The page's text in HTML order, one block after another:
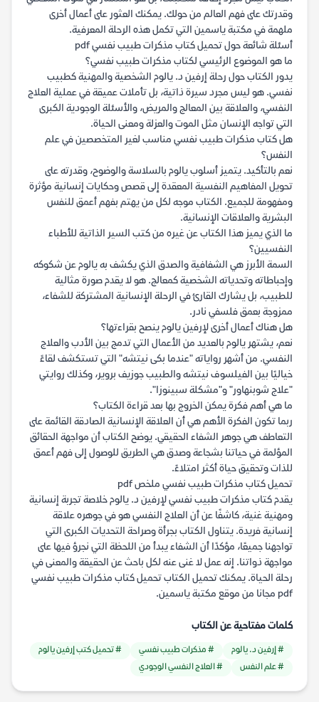
وقدرتك على فهم العالم من حولك. يمكنك العثور على أعمال أخرى
ملهمة في مكتبة ياسمين التي تكمل هذه الرحلة المعرفية.
أسئلة شائعة حول تحميل كتاب مذكرات طبيب نفسي pdf
ما هو الموضوع الرئيسي لكتاب مذكرات طبيب نفسي؟
يدور الكتاب حول رحلة إرفين د. يالوم الشخصية والمهنية كطبيب
نفسي. هو ليس مجرد سيرة ذاتية، بل تأملات عميقة في عملية العلاج
النفسي، والعلاقة بين المعالج والمريض، والأسئلة الوجودية الكبرى
التي تواجه الإنسان مثل الموت والعزلة ومعنى الحياة.
هل كتاب مذكرات طبيب نفسي مناسب لغير المتخصصين في علم
النفس؟
نعم بالتأكيد. يتميز أسلوب يالوم بالسلاسة والوضوح، وقدرته على
تحويل المفاهيم النفسية المعقدة إلى قصص وحكايات إنسانية مؤثرة
ومفهومة للجميع. الكتاب موجه لكل من يهتم بفهم أعمق للنفس
البشرية والعلاقات الإنسانية.
ما الذي يميز هذا الكتاب عن غيره من كتب السير الذاتية للأطباء
النفسيين؟
السمة الأبرز هي الشفافية والصدق الذي يكشف به يالوم عن شكوكه
وإحباطاته وتحدياته الشخصية كمعالج. هو لا يقدم صورة مثالية
للطبيب، بل يشارك القارئ في الرحلة الإنسانية المشتركة للشفاء،
ممزوجة بعمق فلسفي نادر.
هل هناك أعمال أخرى لإرفين يالوم ينصح بقراءتها؟
نعم، يشتهر يالوم بالعديد من الأعمال التي تدمج بين الأدب والعلاج
النفسي. من أشهر رواياته "عندما بكى نيتشه" التي تستكشف لقاءً
خياليًا بين الفيلسوف نيتشه والطبيب جوزيف بروير، وكذلك روايتي
"علاج شوبنهاور" و"مشكلة سبينوزا".
ما هي أهم فكرة يمكن الخروج بها بعد قراءة الكتاب؟
ربما تكون الفكرة الأهم هي أن العلاقة الإنسانية الصادقة القائمة على
التعاطف هي جوهر الشفاء الحقيقي. يوضح الكتاب أن مواجهة الحقائق
المؤلمة في حياتنا بشجاعة وصدق هي الطريق للوصول إلى فهم أعمق
للذات وتحقيق حياة أكثر امتلاءً.
تحميل كتاب مذكرات طبيب نفسي ملخص pdf
يقدم كتاب مذكرات طبيب نفسي لإرفين د. يالوم خلاصة تجربة إنسانية
ومهنية غنية، كاشفًا عن أن العلاج النفسي هو في جوهره علاقة
إنسانية فريدة. يتناول الكتاب بجرأة وصراحة التحديات الكبرى التي
تواجهنا جميعًا، مؤكدًا أن الشفاء يبدأ من اللحظة التي نجرؤ فيها على
مواجهة ذواتنا. إنه عمل لا غنى عنه لكل باحث عن الحقيقة والمعنى في
رحلة الحياة. يمكنك تحميل الكتاب تحميل كتاب مذكرات طبيب نفسي
pdf مجانا من موقع مكتبة ياسمين.
كلمات مفتاحية عن الكتاب
# إرفين د. يالوم # مذكرات طبيب نفسي
# تحميل كتب إرفين يالوم
# علم النفس
# العلاج النفسي الوجودي